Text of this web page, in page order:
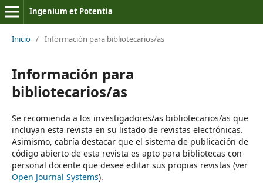
Ingenium et Potentia
Inicio / Información para bibliotecarios/as
Información para
bibliotecarios/as
Se recomienda a los investigadores/as bibliotecarios/as que
incluyan esta revista en su listado de revistas electrónicas.
Asimismo, cabría destacar que el sistema de publicación de
código abierto de esta revista es apto para bibliotecas con
personal docente que desee editar sus propias revistas (ver
Open Journal Systems).